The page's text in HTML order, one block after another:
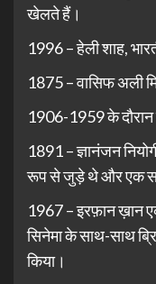
खेलते हैं।
1996 – हेली शाह,
1875 – वासिफ अली
1906-1959 के दौरान
1891 – ज्ञानंजन
रूप से जुड़े थे और एक
1967 – इरफ़ान ख़ान
सिनेमा के साथ-साथ
किया।